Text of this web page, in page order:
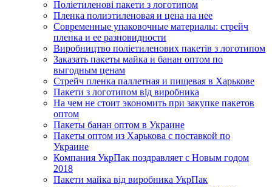
Поліетиленові пакети з логотипом
Пленка полиэтиленовая и цена на нее
Современные упаковочные материалы: стрейч
пленка и ее разновидности
Виробництво поліетиленових пакетів з логотипом
Заказать пакеты майка и банан оптом по
выгодным ценам
Стрейч пленка паллетная и пищевая в Харькове
Пакети з логотипом від виробника
На чем не стоит экономить при закупке пакетов
оптом
Пакеты банан оптом в Украине
Пакеты оптом из Харькова с поставкой по
Украине
Компания УкрПак поздравляет с Новым годом
2018
Пакети майка від виробника УкрПак